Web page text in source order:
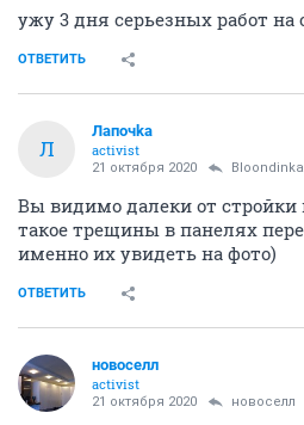
ужу 3 дня серьезных работ на
ОТВЕТИТЬ
Л
Лапочkа
activist
21 октября 2020 Bloondinka
Вы видимо далеки от стройки
такое трещины в панелях
именно их увидеть на фото)
ОТВЕТИТЬ
новоселл
activist
21 октября 2020 новоселл